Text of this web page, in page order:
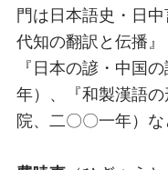
門は日本語史・日
代知の翻訳と伝播』
『日本の諺・中国
年）、『和製漢語
院、二〇〇一年）な